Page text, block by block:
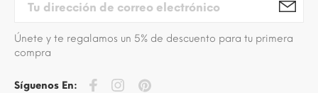
Únete y te regalamos un 5% de descuento para tu primera
compra
Síguenos En: